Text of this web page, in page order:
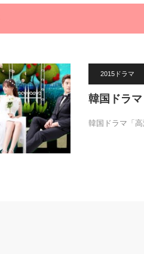
2015ドラマ
韓国ドラ
韓国ドラマ「